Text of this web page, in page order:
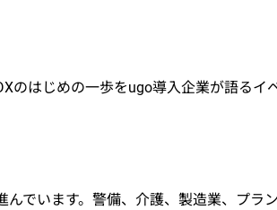
はじめの一歩をugo導入企業が語るイベ
でいます。警備、介護、製造業、プラ